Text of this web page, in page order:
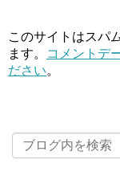
このサイトはスパ
ます。
コメントデ
ださい。